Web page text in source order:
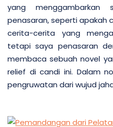
yang menggambarkan
penasaran, seperti apakah
cerita-cerita yang
tetapi saya penasaran
membaca sebuah novel
relief di candi ini. Dalam
pengruwatan dari wujud